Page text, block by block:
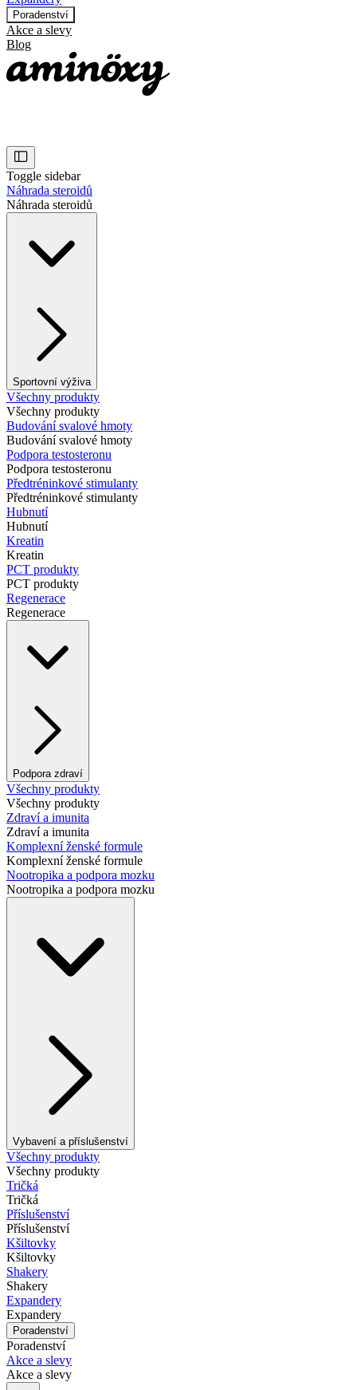
Poradenství
Akce a slevy
Blog
Toggle sidebar
Náhrada steroidů
Náhrada steroidů
Sportovní výživa
Všechny produkty
Všechny produkty
Budování svalové hmoty
Budování svalové hmoty
Podpora testosteronu
Podpora testosteronu
Předtréninkové stimulanty
Předtréninkové stimulanty
Hubnutí
Hubnutí
Kreatin
Kreatin
PCT produkty
PCT produkty
Regenerace
Regenerace
Podpora zdraví
Všechny produkty
Všechny produkty
Zdraví a imunita
Zdraví a imunita
Komplexní ženské formule
Komplexní ženské formule
Nootropika a podpora mozku
Nootropika a podpora mozku
Vybavení a příslušenství
Všechny produkty
Všechny produkty
Tričká
Tričká
Příslušenství
Příslušenství
Kšiltovky
Kšiltovky
Shakery
Shakery
Expandery
Expandery
Poradenství
Poradenství
Akce a slevy
Akce a slevy